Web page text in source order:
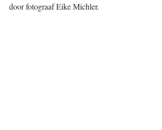
door fotograaf Eike Michler.